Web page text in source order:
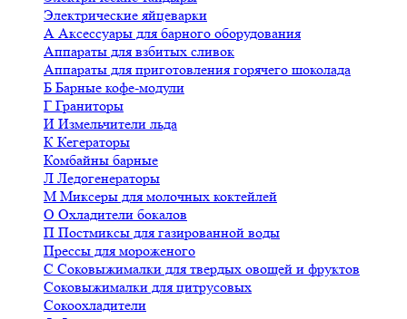
Электрические яйцеварки
А Аксессуары для барного оборудования
Аппараты для взбитых сливок
Аппараты для приготовления горячего шоколада
Б Барные кофе-модули
Г Граниторы
И Измельчители льда
К Кегераторы
Комбайны барные
Л Ледогенераторы
М Миксеры для молочных коктейлей
О Охладители бокалов
П Постмиксы для газированной воды
Прессы для мороженого
С Соковыжималки для твердых овощей и фруктов
Соковыжималки для цитрусовых
Сокоохладители